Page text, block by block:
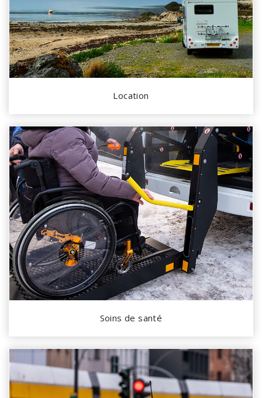
Location
Soins de santé